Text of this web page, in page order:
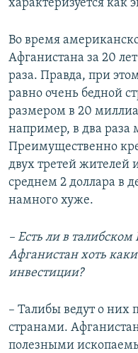
характеризуется как
Во время
Афганистана за 20
раза. Правда, при
равно очень бедной
размером в 20
например, в два
Преимущественно
двух третей жителей
среднем 2 доллара в
намного хуже.
– Есть ли в
Афганистан хоть
инвестиции?
– Талибы ведут о них
странами.
полезными